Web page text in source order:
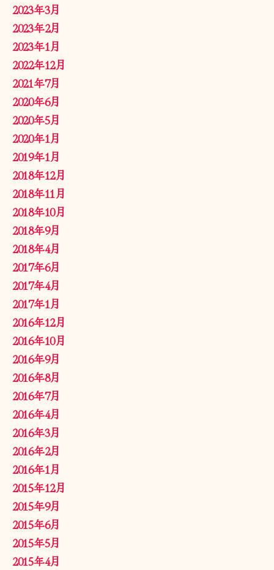
2023年3月
2023年2月
2023年1月
2022年12月
2021年7月
2020年6月
2020年5月
2020年1月
2019年1月
2018年12月
2018年11月
2018年10月
2018年9月
2018年4月
2017年6月
2017年4月
2017年1月
2016年12月
2016年10月
2016年9月
2016年8月
2016年7月
2016年4月
2016年3月
2016年2月
2016年1月
2015年12月
2015年9月
2015年6月
2015年5月
2015年4月